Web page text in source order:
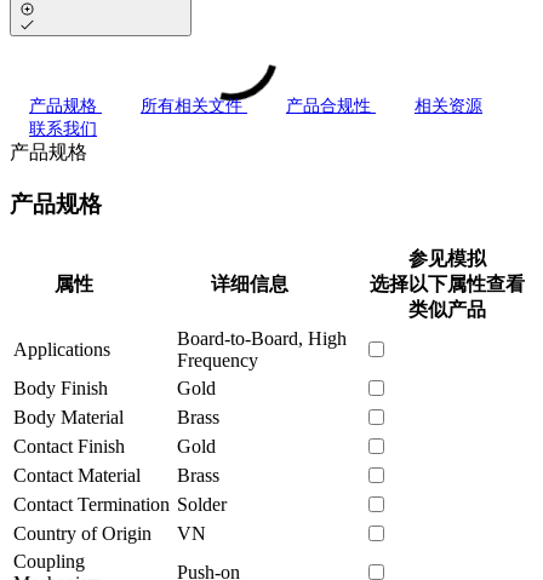
产品规格 所有相关文件 产品合规性
相关资源
联系我们
产品规格
产品规格
属性 详细信息
参见模拟
选择以下属性查看
类似产品
Applications
Board-to-Board, High
Frequency
Body Finish
Gold
Body Material
Brass
Contact Finish
Gold
Contact Material
Brass
Contact Termination Solder
Country of Origin
VN
Coupling
Push-on